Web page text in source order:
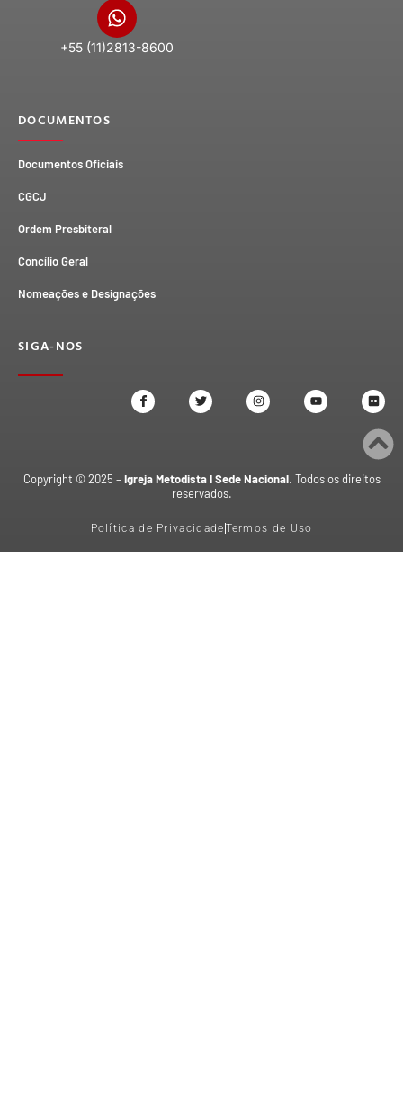
+55 (11)2813-8600
DOCUMENTOS
Documentos Oficiais
CGCJ
Ordem Presbiteral
Concílio Geral
Nomeações e Designações
SIGA-NOS
Copyright © 2025 –Igreja Metodista I Sede Nacional. Todos os direitos
reservados.
Política de Privacidade Termos de Uso